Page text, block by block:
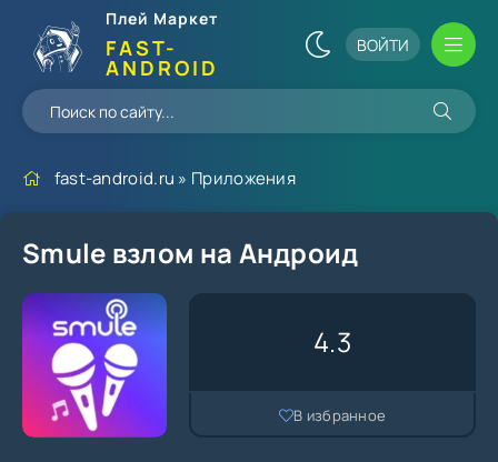
Плей Маркет
FAST-
ANDROID
ВОЙТИ
fast-android.ru » Приложения
Smule взлом на Андроид
4.3
В избранное